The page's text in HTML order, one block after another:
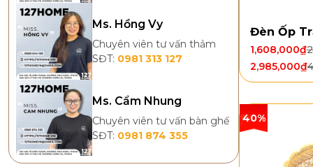
Ms. Hồng Vy
Chuyên viên tư vấn thảm
SĐT: 0981 313 127
Ms. Cẩm Nhung
Chuyên viên tư vấn bàn ghế
SĐT: 0981 874 355
Đèn Ốp
1,608,000₫
2,985,000₫
40%